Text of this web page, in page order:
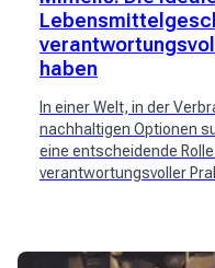
haben
In einer Welt, in der
nachhaltigen Optionen
eine entscheidende
verantwortungsvoller